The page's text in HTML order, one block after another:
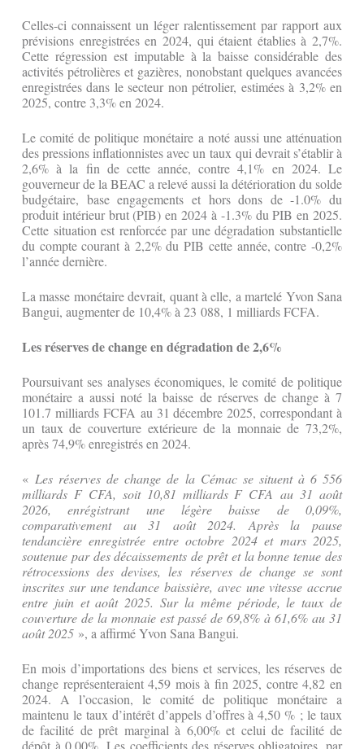
Celles-ci connaissent un léger ralentissement par rapport aux
prévisions enregistrées en 2024, qui étaient établies à 2,7%.
Cette régression est imputable à la baisse considérable des
activités pétrolières et gazières, nonobstant quelques avancées
enregistrées dans le secteur non pétrolier, estimées à 3,2% en
2025, contre 3,3% en 2024.
Le comité de politique monétaire a noté aussi une atténuation
des pressions inflationnistes avec un taux qui devrait s’établir à
2,6% à la fin de cette année, contre 4,1% en 2024. Le
gouverneur de la BEAC a relevé aussi la détérioration du solde
budgétaire, base engagements et hors dons de -1.0% du
produit intérieur brut (PIB) en 2024 à -1.3% du PIB en 2025.
Cette situation est renforcée par une dégradation substantielle
du compte courant à 2,2% du PIB cette année, contre -0,2%
l’année dernière.
La masse monétaire devrait, quant à elle, a martelé Yvon Sana
Bangui, augmenter de 10,4% à 23 088, 1 milliards FCFA.
Les réserves de change en dégradation de 2,6%
Poursuivant ses analyses économiques, le comité de politique
monétaire a aussi noté la baisse de réserves de change à 7
101.7 milliards FCFA au 31 décembre 2025, correspondant à
un taux de couverture extérieure de la monnaie de 73,2%,
après 74,9% enregistrés en 2024.
«Les réserves de change de la Cémac se situent à 6 556
milliards F CFA, soit 10,81 milliards F CFA au 31 août
2026, enrégistrant une légère baisse de 0,09%,
comparativement au 31 août 2024. Après la pause
tendancière enregistrée entre octobre 2024 et mars 2025,
soutenue par des décaissements de prêt et la bonne tenue des
rétrocessions des devises, les réserves de change se sont
inscrites sur une tendance baissière, avec une vitesse accrue
entre juin et août 2025. Sur la même période, le taux de
couverture de la monnaie est passé de 69,8% à 61,6% au 31
août 2025 », a affirmé Yvon Sana Bangui.
En mois d’importations des biens et services, les réserves de
change représenteraient 4,59 mois à fin 2025, contre 4,82 en
2024. A l’occasion, le comité de politique monétaire a
maintenu le taux d’intérêt d’appels d’offres à 4,50 % ; le taux
de facilité de prêt marginal à 6,00% et celui de facilité de
dépôt à 0,00%. Les coefficients des réserves obligatoires, par